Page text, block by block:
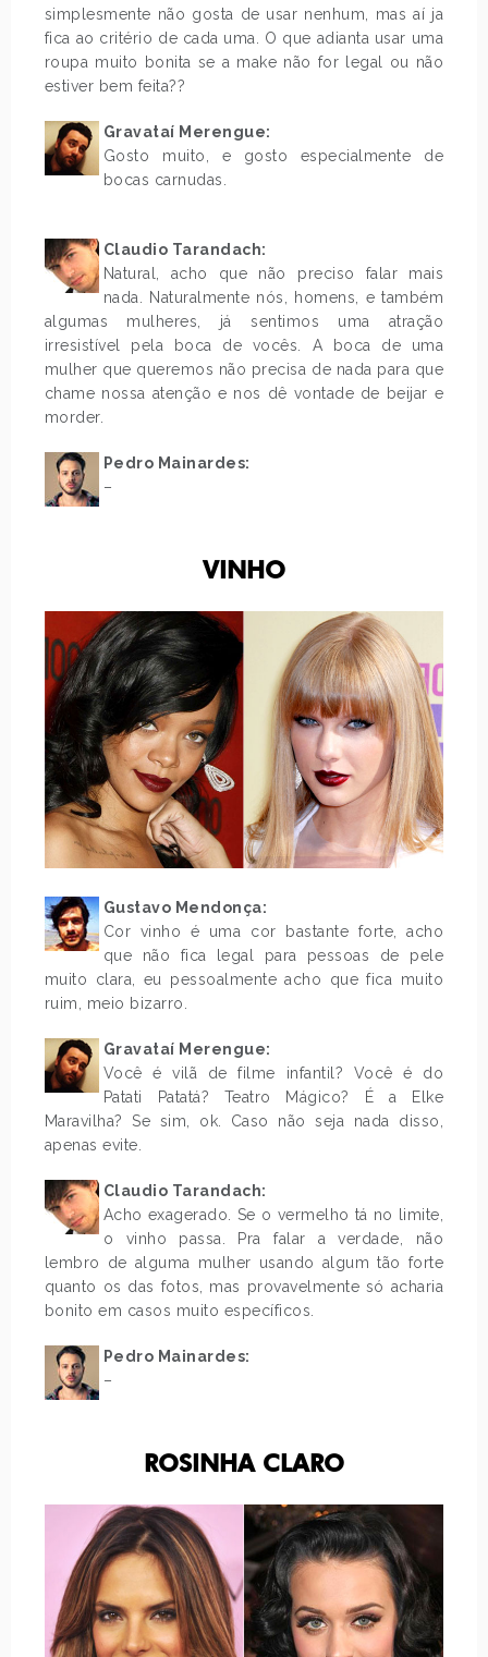
simplesmente não gosta de usar nenhum, mas aí ja
fica ao critério de cada uma. O que adianta usar uma
roupa muito bonita se a make não for legal ou não
estiver bem feita??
Gravataí Merengue:
Gosto muito, e gosto especialmente de
bocas carnudas.
Claudio Tarandach:
Natural, acho que não preciso falar mais
nada. Naturalmente nós, homens, e também
algumas mulheres, já sentimos uma atração
irresistível pela boca de vocês. A boca de uma
mulher que queremos não precisa de nada para que
chame nossa atenção e nos dê vontade de beijar e
morder.
Pedro Mainardes:
–
VINHO
Gustavo Mendonça:
Cor vinho é uma cor bastante forte, acho
que não fica legal para pessoas de pele
muito clara, eu pessoalmente acho que fica muito
ruim, meio bizarro.
Gravataí Merengue:
Você é vilã de filme infantil? Você é do
Patati Patatá? Teatro Mágico? É a Elke
Maravilha? Se sim, ok. Caso não seja nada disso,
apenas evite.
Claudio Tarandach:
Acho exagerado. Se o vermelho tá no limite,
o vinho passa. Pra falar a verdade, não
lembro de alguma mulher usando algum tão forte
quanto os das fotos, mas provavelmente só acharia
bonito em casos muito específicos.
Pedro Mainardes:
–
ROSINHA CLARO